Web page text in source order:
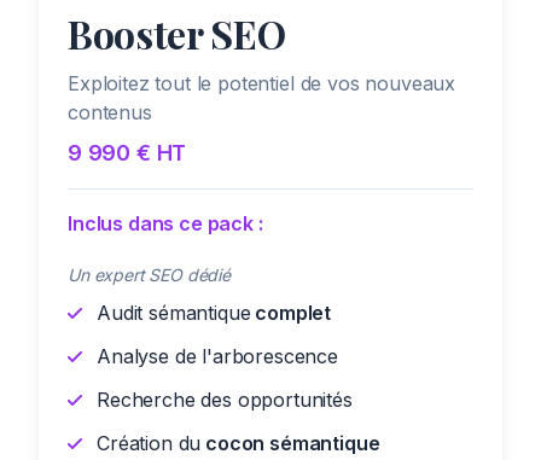
Booster SEO
Exploitez tout le potentiel de vos nouveaux
contenus
9 990 € HT
Inclus dans ce pack :
Un expert SEO dédié
Audit sémantique complet
Analyse de l'arborescence
Recherche des opportunités
Création du cocon sémantique